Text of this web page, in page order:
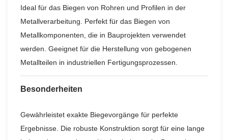
Ideal für das Biegen von Rohren und Profilen in der
Metallverarbeitung. Perfekt für das Biegen von
Metallkomponenten, die in Bauprojekten verwendet
werden. Geeignet für die Herstellung von gebogenen
Metallteilen in industriellen Fertigungsprozessen.
Besonderheiten
Gewährleistet exakte Biegevorgänge für perfekte
Ergebnisse. Die robuste Konstruktion sorgt für eine lange